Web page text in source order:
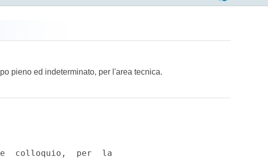
pieno ed indeterminato, per l'area tecnica.